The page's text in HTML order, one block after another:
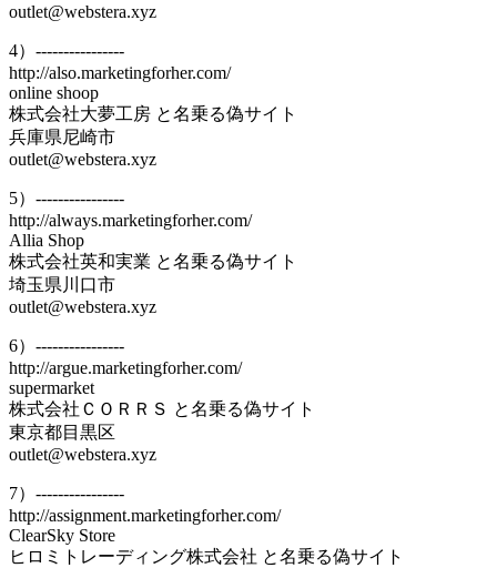
outlet@webstera.xyz
4）----------------
http://also.marketingforher.com/
online shoop
株式会社大夢工房 と名乗る偽サイト
兵庫県尼崎市
outlet@webstera.xyz
5）----------------
http://always.marketingforher.com/
Allia Shop
株式会社英和実業 と名乗る偽サイト
埼玉県川口市
outlet@webstera.xyz
6）----------------
http://argue.marketingforher.com/
supermarket
株式会社ＣＯＲＲＳ と名乗る偽サイト
東京都目黒区
outlet@webstera.xyz
7）----------------
http://assignment.marketingforher.com/
ClearSky Store
ヒロミトレーディング株式会社 と名乗る偽サイト